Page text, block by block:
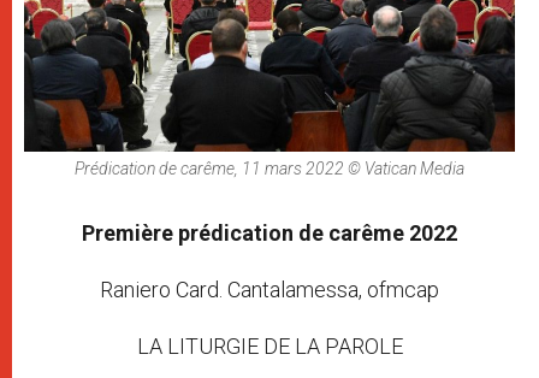
Prédication de carême, 11 mars 2022 © Vatican Media
Première prédication de carême 2022
Raniero Card. Cantalamessa, ofmcap
LA LITURGIE DE LA PAROLE